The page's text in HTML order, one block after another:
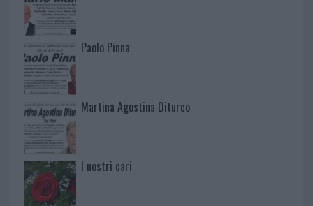
Paolo Pinna
Martina Agostina Diturco
I nostri cari